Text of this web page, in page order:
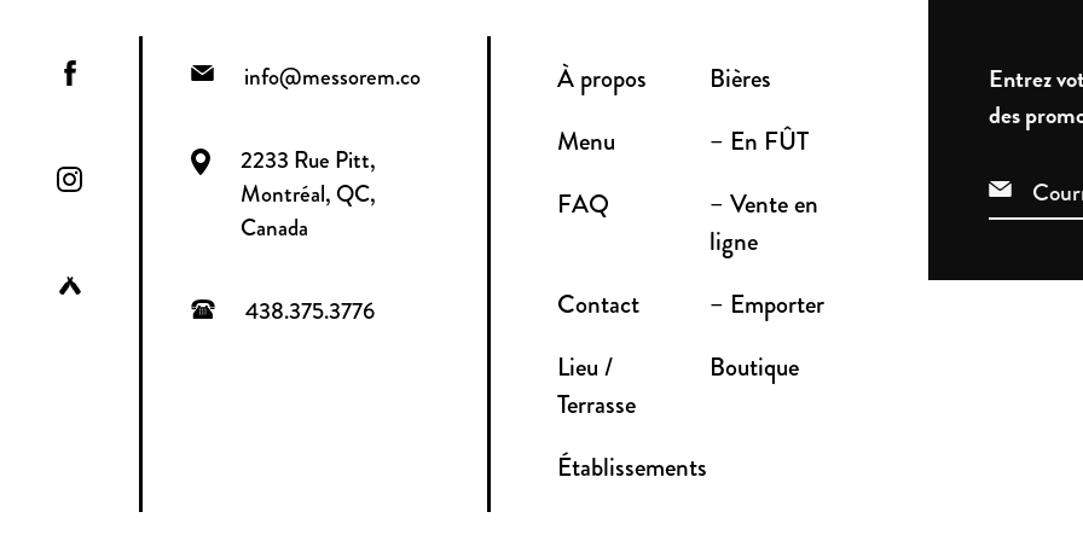
info@messorem.co
2233 Rue Pitt,
Montréal, QC,
Canada
438.375.3776
À propos
Bières
Menu
– En FÛT
FAQ
– Vente en
ligne
Contact
– Emporter
Lieu /
Terrasse
Boutique
Établissements
Entrez
des